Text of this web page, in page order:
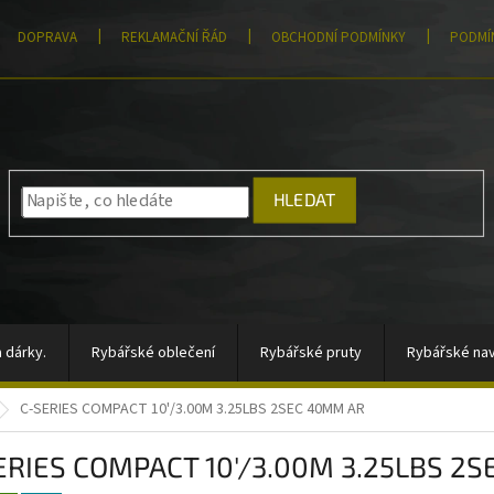
DOPRAVA REKLAMAČNÍ ŘÁD OBCHODNÍ PODMÍNKY
HLEDAT
dárky. Rybářské oblečení Rybářské pruty Rybářské
sady signalizátorů Vlasce a šňůry Totální výprodej
Moře AKCE Pomůcky k zakrmování Jigové
C-SERIES COMPACT 10'/3.00M 3.25LBS 2SEC 40MM AR
COMPACT 10'/3.00M 3.25LBS